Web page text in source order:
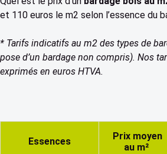
et 110 euros le m2 selon l’essence du
* Tarifs indicatifs au m2 des types de
pose d’un bardage non compris). Nos
exprimés en euros HTVA.
Essences
Prix moyen
au m²